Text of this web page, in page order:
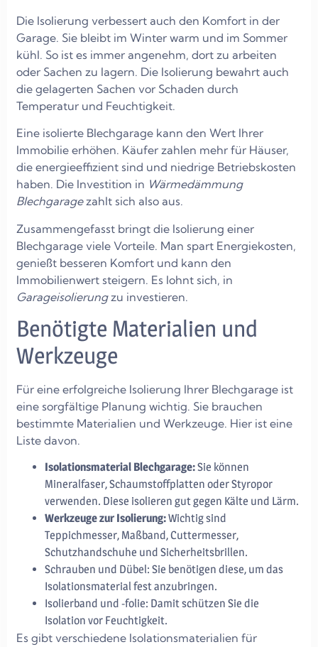
Die Isolierung verbessert auch den Komfort in der
Garage. Sie bleibt im Winter warm und im Sommer
kühl. So ist es immer angenehm, dort zu arbeiten
oder Sachen zu lagern. Die Isolierung bewahrt auch
die gelagerten Sachen vor Schaden durch
Temperatur und Feuchtigkeit.
Eine isolierte Blechgarage kann den Wert Ihrer
Immobilie erhöhen. Käufer zahlen mehr für Häuser,
die energieeffizient sind und niedrige Betriebskosten
haben. Die Investition in Wärmedämmung
Blechgaragezahlt sich also aus.
Zusammengefasst bringt die Isolierung einer
Blechgarage viele Vorteile. Man spart Energiekosten,
genießt besseren Komfort und kann den
Immobilienwert steigern. Es lohnt sich, in
Garageisolierungzu investieren.
Benötigte Materialien und
Werkzeuge
Für eine erfolgreiche Isolierung Ihrer Blechgarage ist
eine sorgfältige Planung wichtig. Sie brauchen
bestimmte Materialien und Werkzeuge. Hier ist eine
Liste davon.
Isolationsmaterial Blechgarage:Sie können
Mineralfaser, Schaumstoffplatten oder Styropor
verwenden. Diese isolieren gut gegen Kälte und Lärm.
Werkzeuge zur Isolierung:Wichtig sind
Teppichmesser, Maßband, Cuttermesser,
Schutzhandschuhe und Sicherheitsbrillen.
Schrauben und Dübel: Sie benötigen diese, um das
Isolationsmaterial fest anzubringen.
Isolierband und -folie: Damit schützen Sie die
Isolation vor Feuchtigkeit.
Es gibt verschiedene Isolationsmaterialien für